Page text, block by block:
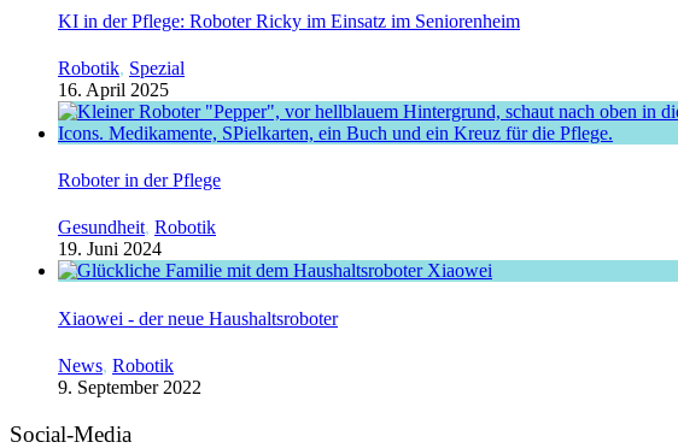
KI in der Pflege: Roboter Ricky im Einsatz im Seniorenheim
Robotik, Spezial
16. April 2025
Roboter in der Pflege
Gesundheit, Robotik
19. Juni 2024
Xiaowei - der neue Haushaltsroboter
News, Robotik
9. September 2022
Social-Media